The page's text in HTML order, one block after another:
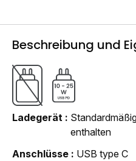
Beschreibung und
Ladegerät
enthalten
Anschlüsse
USB type C